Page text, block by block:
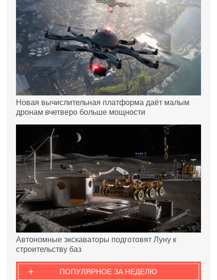
Новая вычислительная платформа даёт малым
дронам вчетверо больше мощности
Автономные экскаваторы подготовят Луну к
строительству баз
ПОПУЛЯРНОЕ ЗА НЕДЕЛЮ
+